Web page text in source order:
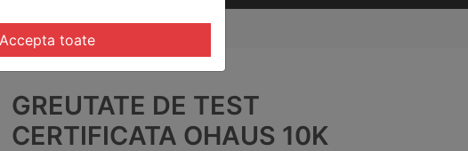
M3 OH CERT
GREUTATE DE TEST
CERTIFICATA OHAUS 10K
Accepta toate